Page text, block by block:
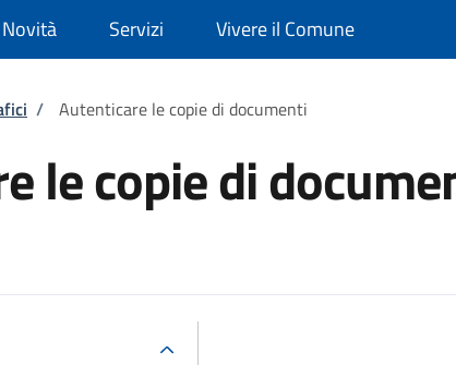
Novità Servizi Vivere il Comune
/ Autenticare le copie di documenti
le copie di